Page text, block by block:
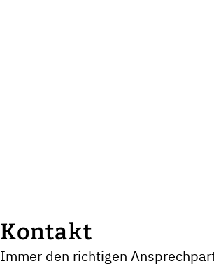
Kontakt
Immer den richtigen